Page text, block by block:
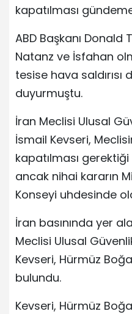
kapatılması
ABD Başkanı Donald
Natanz ve İsfahan
tesise hava saldırısı
duyurmuştu.
İran Meclisi Ulusal
İsmail Kevseri,
kapatılması gerektiği
ancak nihai kararın
Konseyi uhdesinde
İran basınında yer
Meclisi Ulusal
Kevseri, Hürmüz
bulundu.
Kevseri, Hürmüz